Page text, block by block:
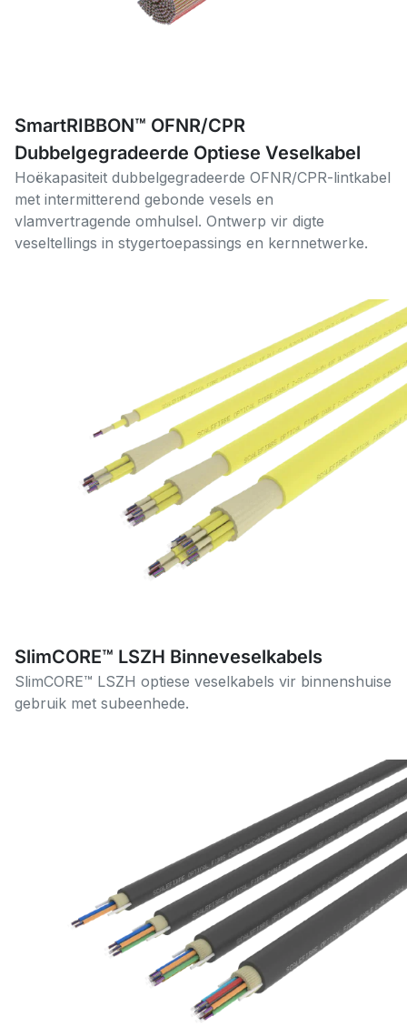
SmartRIBBON™ OFNR/CPR
Dubbelgegradeerde Optiese Veselkabel
Hoëkapasiteit dubbelgegradeerde OFNR/CPR-lintkabel
met intermitterend gebonde vesels en
vlamvertragende omhulsel. Ontwerp vir digte
veseltellings in stygertoepassings en kernnetwerke.
SlimCORE™ LSZH Binneveselkabels
SlimCORE™ LSZH optiese veselkabels vir binnenshuise
gebruik met subeenhede.